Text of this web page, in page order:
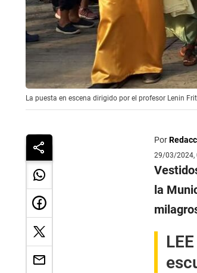
La puesta en escena dirigido por el profesor Lenin
Por
29/03/2024,
la